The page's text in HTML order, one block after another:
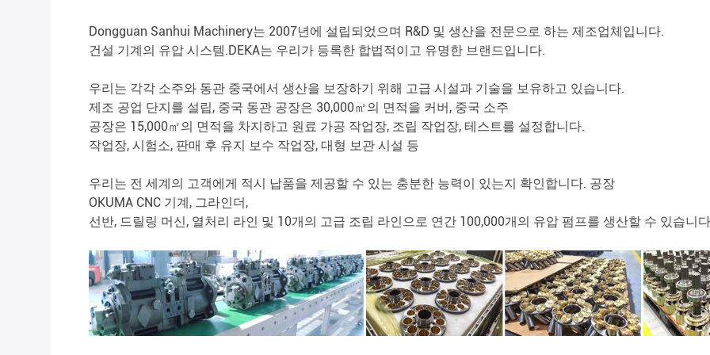
Dongguan Sanhui Machinery는 2007년에 설립되었으며 R&D 및 생산을 전문으로 하는 제조업체입니다.
건설 기계의 유압 시스템.DEKA는 우리가 등록한 합법적이고 유명한 브랜드입니다.
우리는 각각 소주와 동관 중국에서 생산을 보장하기 위해 고급 시설과 기술을 보유하고 있습니다.
제조 공업 단지를 설립, 중국 동관 공장은 30,000㎡의 면적을 커버, 중국 소주
공장은 15,000㎡의 면적을 차지하고 원료 가공 작업장, 조립 작업장, 테스트를 설정합니다.
작업장, 시험소, 판매 후 유지 보수 작업장, 대형 보관 시설 등
우리는 전 세계의 고객에게 적시 납품을 제공할 수 있는 충분한 능력이 있는지 확인합니다. 공장
OKUMA CNC 기계, 그라인더,
선반, 드릴링 머신, 열처리 라인 및 10개의 고급 조립 라인으로 연간 100,000개의 유압 펌프를 생산할 수 있습니